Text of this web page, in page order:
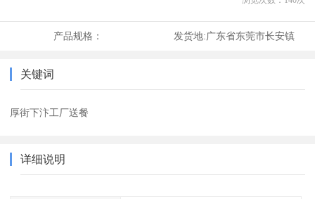
产品规格： 发货地:广东省东莞市长安镇
关键词
厚街下汴工厂送餐
详细说明